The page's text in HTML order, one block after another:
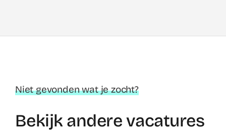
Niet gevonden wat je zocht?
Bekijk andere vacatures